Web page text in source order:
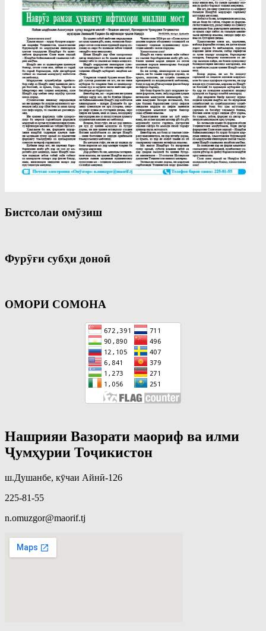
Бистсолаи омӯзиш
Фурӯғи субҳи доноӣ
ОМОРИ СОМОНА
Нашрияи Вазорати маориф ва илми
Ҷумҳурии Тоҷикистон
ш.Душанбе, кӯчаи Айнӣ-126
225-81-55
n.omuzgor@maorif.tj